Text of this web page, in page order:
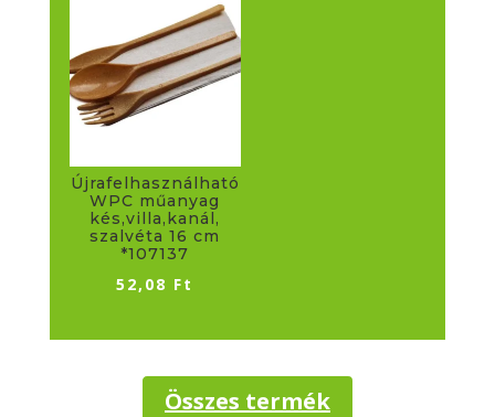
Újrafelhasználható
WPC műanyag
kés,villa,kanál,
szalvéta 16 cm
*107137
52,08 Ft
Összes termék